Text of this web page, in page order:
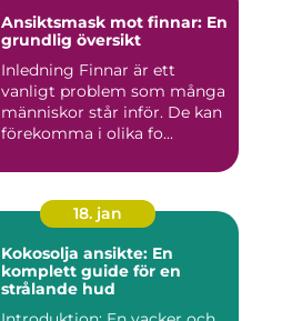
Ansiktsmask mot finnar: En
grundlig översikt
Inledning Finnar är ett
vanligt problem som många
människor står inför. De kan
förekomma i olika fo...
18. jan
Kokosolja ansikte: En
komplett guide för en
strålande hud